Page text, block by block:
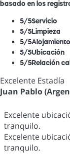
basado en los
5/5Servicio
5/5Limpieza
5/5Alojamiento
5/5Ubicación
5/5Relación
Excelente Estadía
Juan Pablo
Excelente
tranquilo.
Excelente
tranquilo.